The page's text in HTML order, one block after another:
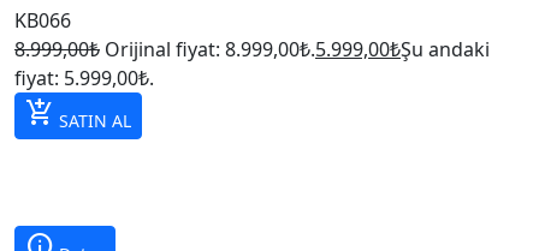
KB066
8.999,00₺ Orijinal fiyat: 8.999,00₺.5.999,00₺Şu andaki
fiyat: 5.999,00₺.
add_shopping_cart SATIN AL